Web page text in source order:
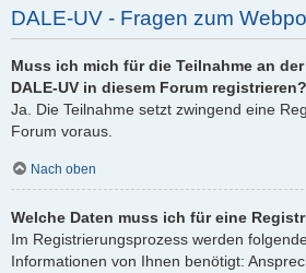
DALE-UV - Fragen zum
Muss ich mich für die Teilnahme an
DALE-UV in diesem Forum registrieren?
Ja. Die Teilnahme setzt zwingend eine
Forum voraus.
Nach oben
Welche Daten muss ich für eine
Im Registrierungsprozess werden
Informationen von Ihnen benötigt: